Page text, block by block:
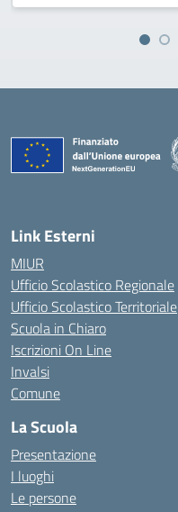
Link Esterni
MIUR
Ufficio Scolastico Regionale
Ufficio Scolastico Territoriale
Scuola in Chiaro
Iscrizioni On Line
Invalsi
Comune
La Scuola
Presentazione
I luoghi
Le persone